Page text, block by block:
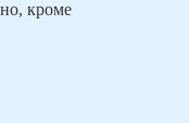
кроме